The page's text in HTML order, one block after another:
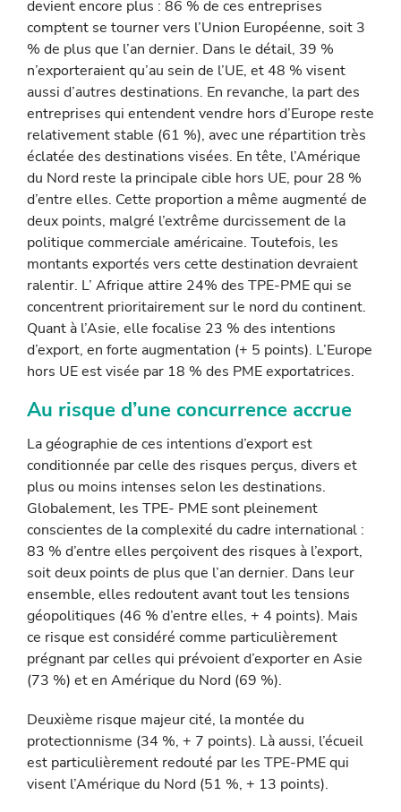
devient encore plus : 86 % de ces entreprises
comptent se tourner vers l’Union Européenne, soit 3
% de plus que l’an dernier. Dans le détail, 39 %
n’exporteraient qu’au sein de l’UE, et 48 % visent
aussi d’autres destinations. En revanche, la part des
entreprises qui entendent vendre hors d’Europe reste
relativement stable (61 %), avec une répartition très
éclatée des destinations visées. En tête, l’Amérique
du Nord reste la principale cible hors UE, pour 28 %
d’entre elles. Cette proportion a même augmenté de
deux points, mal­gré l’extrême durcissement de la
politique commerciale américaine. Toutefois, les
montants exportés vers cette destination devraient
ralentir. L’ Afrique attire 24% des TPE-PME qui se
concentrent priori­tairement sur le nord du continent.
Quant à l’Asie, elle focalise 23 % des intentions
d’export, en forte augmentation (+ 5 points). L’Europe
hors UE est visée par 18 % des PME exportatrices.
Au risque d’une concurrence accrue
La géographie de ces intentions d’export est
conditionnée par celle des risques perçus, divers et
plus ou moins intenses selon les destinations.
Globalement, les TPE- PME sont pleinement
conscientes de la com­plexité du cadre international :
83 % d’entre elles perçoivent des risques à l’export,
soit deux points de plus que l’an dernier. Dans leur
ensemble, elles redoutent avant tout les tensions
géopolitiques (46 % d’entre elles, + 4 points). Mais
ce risque est considéré comme particulièrement
prégnant par celles qui prévoient d’exporter en Asie
(73 %) et en Amérique du Nord (69 %).
Deuxième risque majeur cité, la montée du
protectionnisme (34 %, + 7 points). Là aussi, l’écueil
est particulièrement redouté par les TPE-PME qui
visent l’Amérique du Nord (51 %, + 13 points).